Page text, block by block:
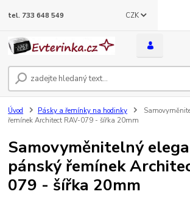
CZK
tel. 733 648 549
Úvod Pásky a řemínky na hodinky
řemínek Architect RAV-079 - šířka 20mm
Samovyměnitelný
pánský řemínek
079 - šířka 20mm